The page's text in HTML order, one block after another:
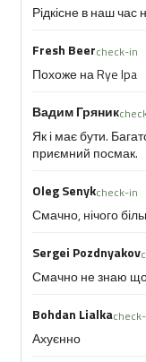
Рідкісне в наш
Fresh Beercheck-in
Похоже на Rye Ipa
Вадим Гряник
Як і має бути.
приємний посмак.
Oleg Senykcheck-in
Смачно, нічого
Sergei Pozdnyakov
Смачно не знаю що
Bohdan Lialka
Ахуєнно